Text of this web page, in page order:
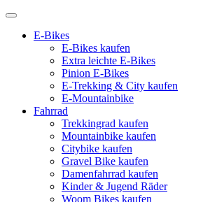
E-Bikes
E-Bikes kaufen
Extra leichte E-Bikes
Pinion E-Bikes
E-Trekking & City kaufen
E-Mountainbike
Fahrrad
Trekkingrad kaufen
Mountainbike kaufen
Citybike kaufen
Gravel Bike kaufen
Damenfahrrad kaufen
Kinder & Jugend Räder
Woom Bikes kaufen